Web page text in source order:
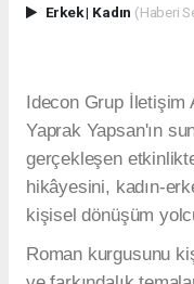
Erkek| Kadın (Haberi
Idecon Grup İletişim
Yaprak Yapsan'ın
gerçekleşen
hikâyesini, kadın-
kişisel dönüşüm
Roman kurgusunu